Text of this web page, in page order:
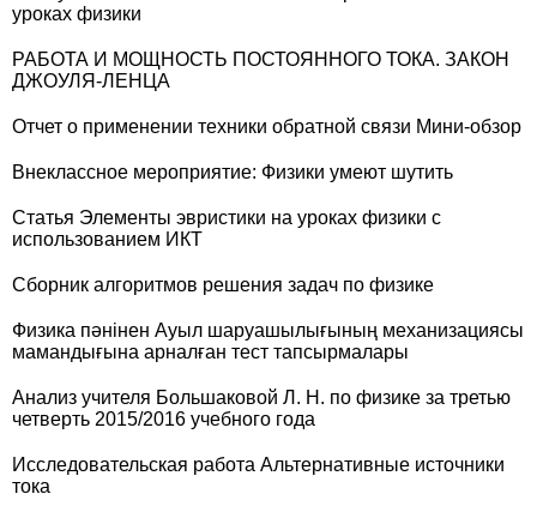
уроках физики
РАБОТА И МОЩНОСТЬ ПОСТОЯННОГО ТОКА. ЗАКОН
ДЖОУЛЯ-ЛЕНЦА
Отчет о применении техники обратной связи Мини-обзор
Внеклассное мероприятие: Физики умеют шутить
Статья Элементы эвристики на уроках физики с
использованием ИКТ
Сборник алгоритмов решения задач по физике
Физика пәнінен Ауыл шаруашылығының механизациясы
мамандығына арналған тест тапсырмалары
Анализ учителя Большаковой Л. Н. по физике за третью
четверть 2015/2016 учебного года
Исследовательская работа Альтернативные источники
тока